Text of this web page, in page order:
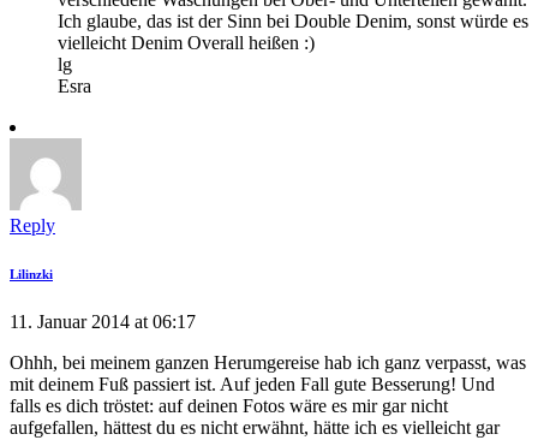
Ich glaube, das ist der Sinn bei Double Denim, sonst würde es
vielleicht Denim Overall heißen :)
lg
Esra
Reply
Lilinzki
11. Januar 2014 at 06:17
Ohhh, bei meinem ganzen Herumgereise hab ich ganz verpasst, was
mit deinem Fuß passiert ist. Auf jeden Fall gute Besserung! Und
falls es dich tröstet: auf deinen Fotos wäre es mir gar nicht
aufgefallen, hättest du es nicht erwähnt, hätte ich es vielleicht gar